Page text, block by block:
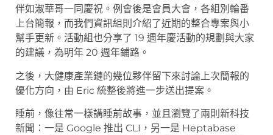
伴如淑華哥一同慶祝。例會後是會員大會，各組別輪番
上台簡報，而我們資訊組則介紹了近期的整合專案與小
幫手更新。活動組也分享了 19 週年慶活動的規劃與大家
的建議，為明年 20 週年鋪路。
之後，大健康產業鏈的幾位夥伴留下來討論上次簡報的
優化方向，由 Eric 統整後將進一步送出提案。
睡前，像往常一樣講睡前故事，並且瀏覽了兩則新科技
新聞：一是 Google 推出 CLI，另一是 Heptabase